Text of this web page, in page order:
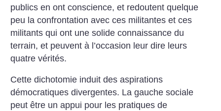
publics en ont conscience, et redoutent quelque
peu la confrontation avec ces militantes et ces
militants qui ont une solide connaissance du
terrain, et peuvent à l’occasion leur dire leurs
quatre vérités.
Cette dichotomie induit des aspirations
démocratiques diver­gentes. La gauche sociale
peut être un appui pour les pratiques de